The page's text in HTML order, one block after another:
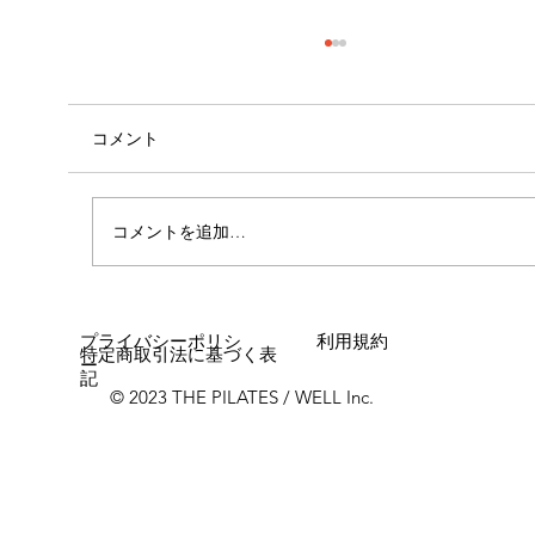
コメント
コメントを追加…
© 2023 THE PILATES / WELL Inc.
プライバシーポリシ
ー
利用規約
特定商取引法に基づく表
記